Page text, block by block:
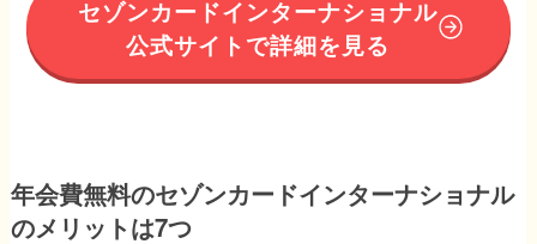
セゾンカードインターナショナル
公式サイトで詳細を見る
年会費無料のセゾンカードインターナショナル
のメリットは7つ